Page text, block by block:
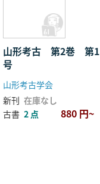
山形考古 第2巻 第1
号
山形考古学会
新刊 在庫なし
古書 2 点 880 円~